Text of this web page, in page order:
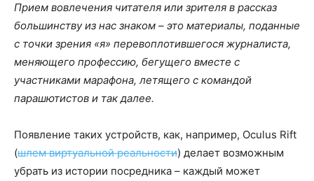
Прием вовлечения читателя или зрителя в рассказ
большинству из нас знаком – это материалы, поданные
с точки зрения «я» перевоплотившегося журналиста,
меняющего профессию, бегущего вместе с
участниками марафона, летящего с командой
парашютистов и так далее.
Появление таких устройств, как, например, Oculus Rift
(шлем виртуальной реальности) делает возможным
убрать из истории посредника – каждый может